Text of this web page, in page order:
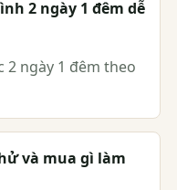
2 ngày 1 đêm dễ
ngày 1 đêm theo
và mua gì làm